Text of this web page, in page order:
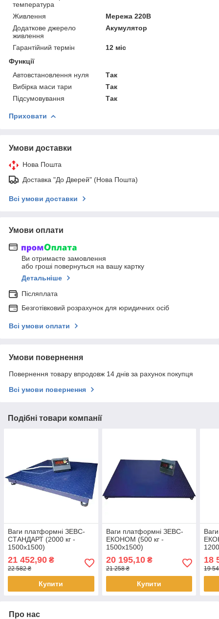
температура
Живлення
Мережа 220В
Додаткове джерело
живлення
Акумулятор
Гарантійний термін
12 міс
Функції
Автовстановлення нуля
Так
Вибірка маси тари
Так
Підсумовування
Так
Приховати
Умови доставки
Нова Пошта
Доставка "До Дверей" (Нова Пошта)
Всі умови доставки
Умови оплати
Ви отримаєте замовлення
або гроші повернуться на вашу картку
Детальніше
Післяплата
Безготівковий розрахунок для юридичних осіб
Всі умови оплати
Умови повернення
Повернення товару впродовж 14 днів за рахунок покупця
Всі умови повернення
Подібні товари компанії
Ваги платформні ЗЕВС-
СТАНДАРТ (2000 кг -
1500х1500)
21 452,90 ₴
22 582 ₴
Купити
Ваги платформні ЗЕВС-
ЕКОНОМ (500 кг -
1500х1500)
20 195,10₴
21 258 ₴
Купити
18
19
Про нас